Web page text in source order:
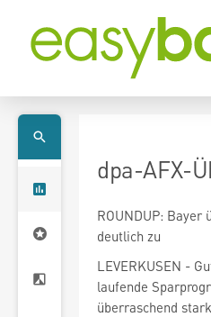
dpa-AFX-
ROUNDUP:
deutlich zu
LEVERKUSEN -
laufende
überraschend